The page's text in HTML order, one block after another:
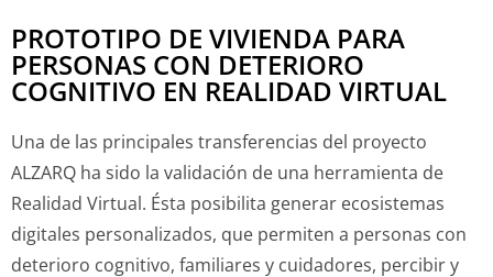
PROTOTIPO DE VIVIENDA PARA
PERSONAS CON DETERIORO
COGNITIVO EN REALIDAD VIRTUAL
Una de las principales transferencias del proyecto
ALZARQ ha sido la validación de una herramienta de
Realidad Virtual. Ésta posibilita generar ecosistemas
digitales personalizados, que permiten a personas con
deterioro cognitivo, familiares y cuidadores, percibir y